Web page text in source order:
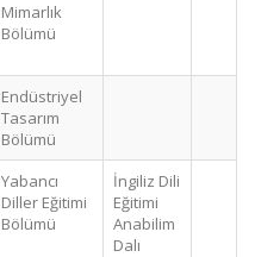
Mimarlık
Bölümü
Endüstriyel
Tasarım
Bölümü
Yabancı
Diller Eğitimi
Bölümü
İngiliz Dili
Eğitimi
Anabilim
Dalı